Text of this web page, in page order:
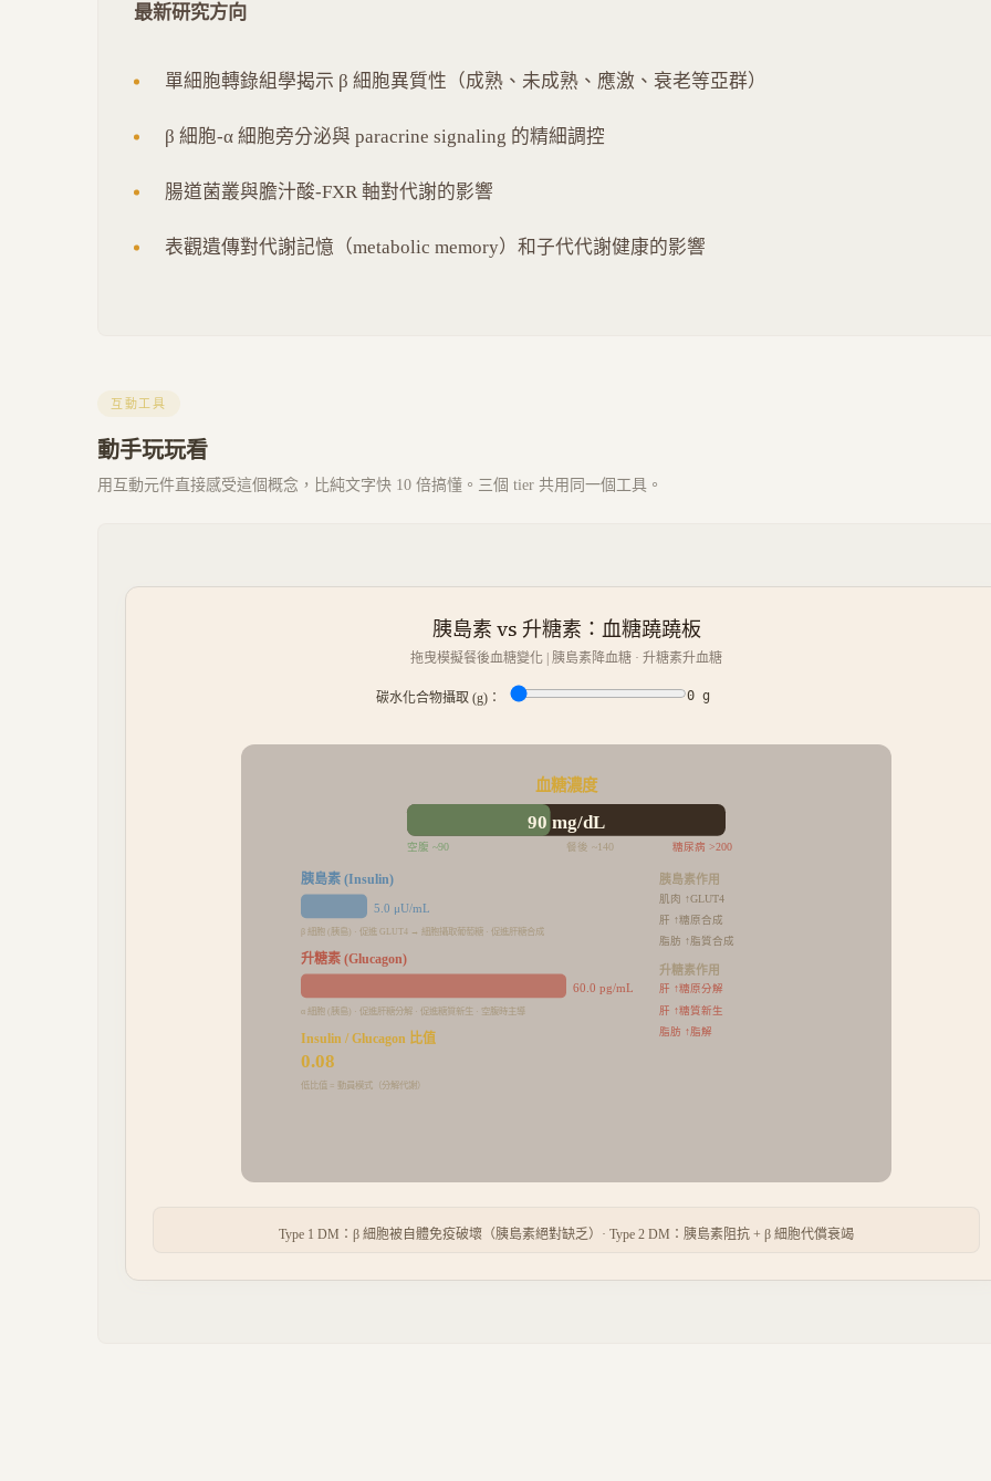
最新研究方向
單細胞轉錄組學揭示 β 細胞異質性（成熟、未成熟、應激、衰老等亞群）
β 細胞-α 細胞旁分泌與 paracrine signaling 的精細調控
腸道菌叢與膽汁酸-FXR 軸對代謝的影響
表觀遺傳對代謝記憶（metabolic memory）和子代代謝健康的影響
互動工具
動手玩玩看
用互動元件直接感受這個概念，比純文字快 10 倍搞懂。三個 tier 共用同一個工具。
胰島素 vs 升糖素：血糖蹺蹺板
拖曳模擬餐後血糖變化 | 胰島素降血糖 · 升糖素升血糖
碳水化合物攝取 (g)： 0g
血糖濃度
90 mg/dL
空腹 ~90 餐後 ~140 糖尿病 >200
胰島素 (Insulin)
5.0 μU/mL
β 細胞 (胰島) · 促進 GLUT4 → 細胞攝取葡萄糖 · 促進肝糖合成
升糖素 (Glucagon)
60.0 pg/mL
α 細胞 (胰島) · 促進肝糖分解 · 促進糖質新生 · 空腹時主導
Insulin / Glucagon 比值
0.08
低比值 = 動員模式（分解代謝）
胰島素作用
肌肉 ↑GLUT4
肝 ↑糖原合成
脂肪 ↑脂質合成
升糖素作用
肝 ↑糖原分解
肝 ↑糖質新生
脂肪 ↑脂解
Type 1 DM：β 細胞被自體免疫破壞（胰島素絕對缺乏）· Type 2 DM：胰島素阻抗 + β 細胞代償衰竭